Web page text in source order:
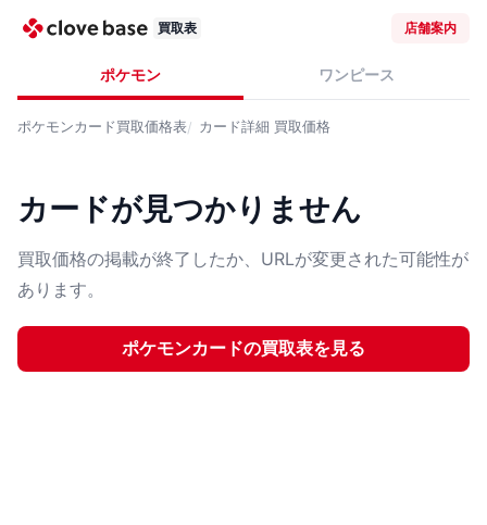
買取表 店舗案内
ポケモン ワンピース
ポケモンカード買取価格表 カード詳細 買取価格
カードが見つかりません
買取価格の掲載が終了したか、URLが変更された可能性が
あります。
ポケモンカードの買取表を見る